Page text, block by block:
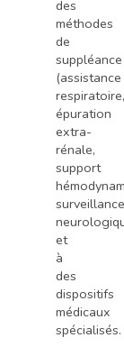
des
méthodes
de
suppléance
(assistance
respiratoire,
épuration
extra-
rénale,
support
surveillance
et
à
des
dispositifs
médicaux
spécialisés.